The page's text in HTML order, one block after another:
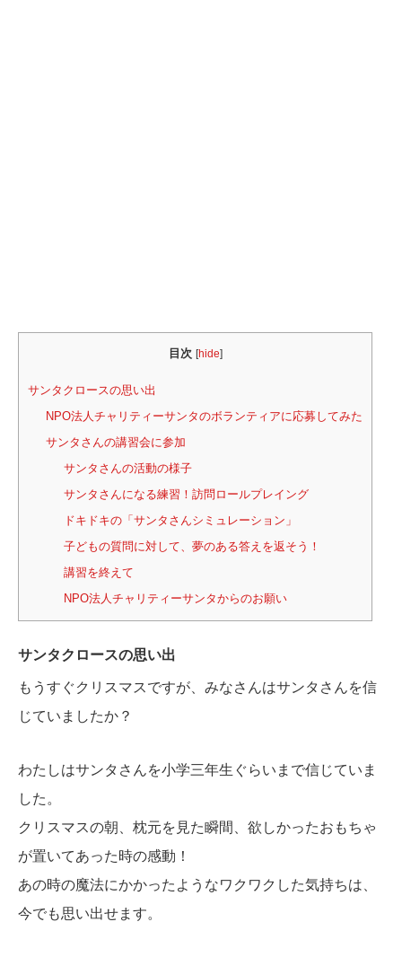
目次 [hide]
サンタクロースの思い出
NPO法人チャリティーサンタのボランティアに応募してみた
サンタさんの講習会に参加
サンタさんの活動の様子
サンタさんになる練習！訪問ロールプレイング
ドキドキの「サンタさんシミュレーション」
子どもの質問に対して、夢のある答えを返そう！
講習を終えて
NPO法人チャリティーサンタからのお願い
サンタクロースの思い出
もうすぐクリスマスですが、みなさんはサンタさんを信
じていましたか？
わたしはサンタさんを小学三年生ぐらいまで信じていま
した。
クリスマスの朝、枕元を見た瞬間、欲しかったおもちゃ
が置いてあった時の感動！
あの時の魔法にかかったようなワクワクした気持ちは、
今でも思い出せます。